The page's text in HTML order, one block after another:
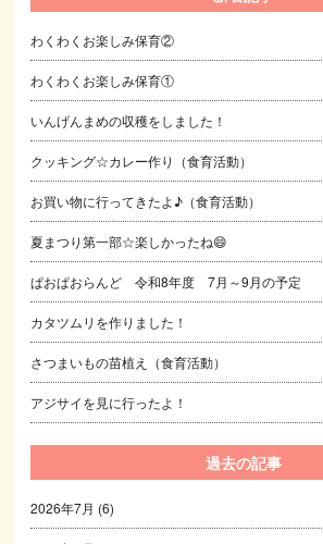
わくわくお楽しみ保育②
わくわくお楽しみ保育①
いんげんまめの収穫をしました！
クッキング☆カレー作り（食育活動）
お買い物に行ってきたよ♪（食育活動）
夏まつり第一部☆楽しかったね😄
ぱおぱおらんど 令和8年度 7月～9月の予定
カタツムリを作りました！
さつまいもの苗植え（食育活動）
アジサイを見に行ったよ！
過去の記事
2026年7月 (6)